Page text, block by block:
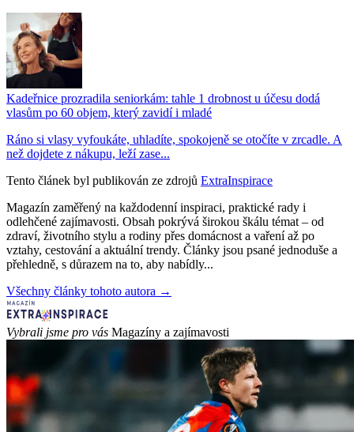
Kadeřnice prozradila seniorkám: tahle 1 drobnost u účesu dodá
vlasům po 60 objem, který zavidí i mladé
Ráno si vlasy vyfoukáte, uhladíte, spokojeně se otočíte v zrcadle. A
než dojdete z nákupu, leží zase...
Tento článek byl publikován ze zdrojů ExtraInspirace
Magazín zaměřený na každodenní inspiraci, praktické rady i
odlehčené zajímavosti. Obsah pokrývá širokou škálu témat – od
zdraví, životního stylu a rodiny přes domácnost a vaření až po
vztahy, cestování a aktuální trendy. Články jsou psané jednoduše a
přehledně, s důrazem na to, aby nabídly...
Všechny články tohoto autora →
Vybrali jsme pro vás Magazíny a zajímavosti